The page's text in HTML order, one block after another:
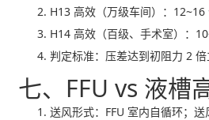
H13 高效（万级车间）：12~16
H14 高效（百级、手术室）：
判定标准：压差达到初阻力 2
七、FFU vs 液槽
送风形式：FFU 室内自循环；